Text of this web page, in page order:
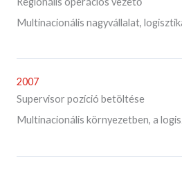
Multinacionális nagyvállalat,
2007
Supervisor pozíció betöltése
Multinacionális környezetben, a